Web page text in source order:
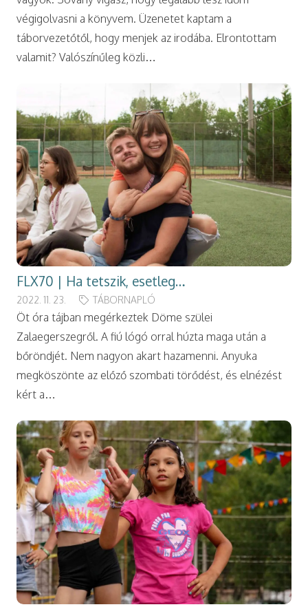
végigolvasni a könyvem. Üzenetet kaptam a
táborvezetőtől, hogy menjek az irodába. Elrontottam
valamit? Valószínűleg közli…
FLX70 | Ha tetszik, esetleg…
2022. 11. 23. TÁBORNAPLÓ
Öt óra tájban megérkeztek Döme szülei
Zalaegerszegről. A fiú lógó orral húzta maga után a
bőröndjét. Nem nagyon akart hazamenni. Anyuka
megköszönte az előző szombati törődést, és elnézést
kért a…